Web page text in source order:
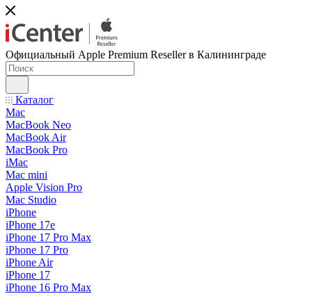
Официальный Apple Premium Reseller в Калининграде
Каталог
Mac
MacBook Neo
MacBook Air
MacBook Pro
iMac
Mac mini
Apple Vision Pro
Mac Studio
iPhone
iPhone 17e
iPhone 17 Pro Max
iPhone 17 Pro
iPhone Air
iPhone 17
iPhone 16 Pro Max